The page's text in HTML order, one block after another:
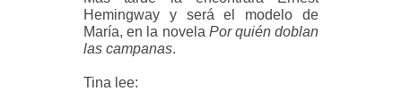
Hemingway y será el modelo de
María, en la novela Por quién doblan
las campanas.
Tina lee: